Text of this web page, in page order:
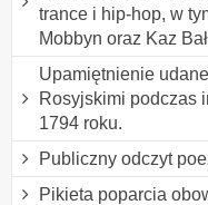
trance i hip-hop, w
Mobbyn oraz Kaz
Upamiętnienie
Rosyjskimi podczas
1794 roku.
Publiczny odczyt
Pikieta poparcia